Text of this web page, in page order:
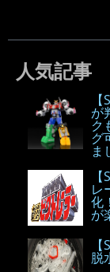
人気記事
が
ク
グ
ま
レ
化
が
脱